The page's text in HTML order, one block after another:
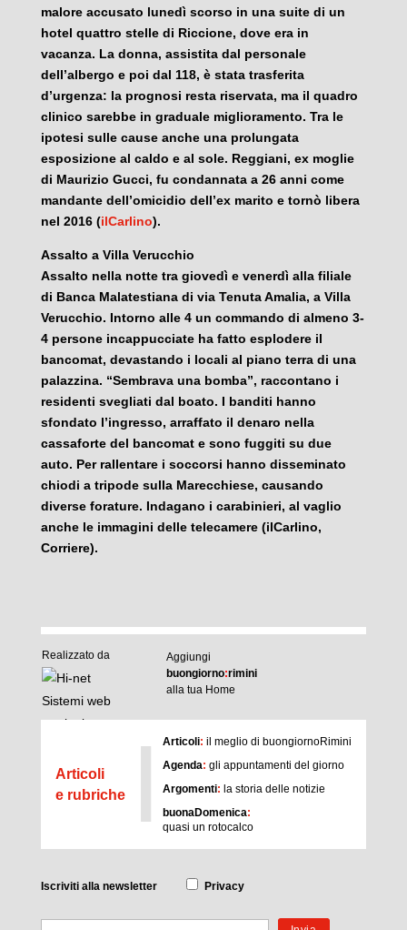
malore accusato lunedì scorso in una suite di un
hotel quattro stelle di Riccione, dove era in
vacanza. La donna, assistita dal personale
dell’albergo e poi dal 118, è stata trasferita
d’urgenza: la prognosi resta riservata, ma il quadro
clinico sarebbe in graduale miglioramento. Tra le
ipotesi sulle cause anche una prolungata
esposizione al caldo e al sole. Reggiani, ex moglie
di Maurizio Gucci, fu condannata a 26 anni come
mandante dell’omicidio dell’ex marito e tornò libera
nel 2016 (ilCarlino).
Assalto a Villa Verucchio
Assalto nella notte tra giovedì e venerdì alla filiale
di Banca Malatestiana di via Tenuta Amalia, a Villa
Verucchio. Intorno alle 4 un commando di almeno 3-
4 persone incappucciate ha fatto esplodere il
bancomat, devastando i locali al piano terra di una
palazzina. “Sembrava una bomba”, raccontano i
residenti svegliati dal boato. I banditi hanno
sfondato l’ingresso, arraffato il denaro nella
cassaforte del bancomat e sono fuggiti su due
auto. Per rallentare i soccorsi hanno disseminato
chiodi a tripode sulla Marecchiese, causando
diverse forature. Indagano i carabinieri, al vaglio
anche le immagini delle telecamere (ilCarlino,
Corriere).
Realizzato da
Aggiungi
buongiorno:rimini
alla tua Home
Articoli
e rubriche
I Articoli: il meglio di buongiornoRimini
Agenda: gli appuntamenti del giorno
Argomenti: la storia delle notizie
buonaDomenica:
quasi un rotocalco
Iscriviti alla newsletter Privacy